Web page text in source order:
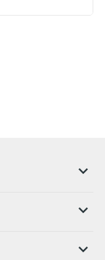
keyboard_arrow_down
keyboard_arrow_down
keyboard_arrow_down